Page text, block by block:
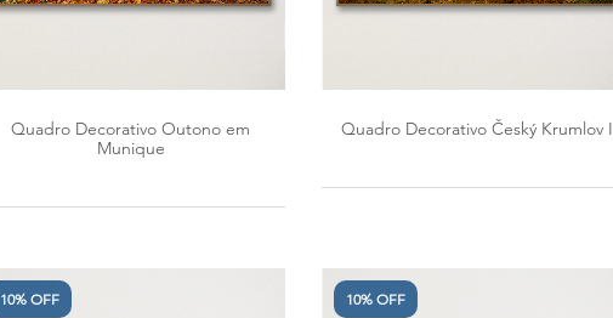
Quadro Decorativo Outono em
Munique
Quadro Decorativo Český Krumlov I
10% OFF 10% OFF